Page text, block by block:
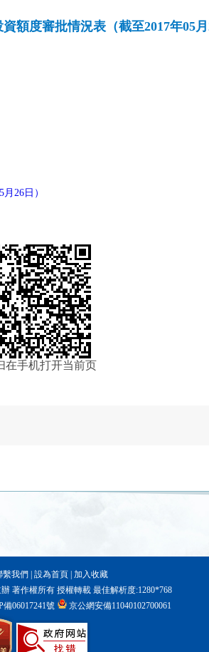
額度審批情況表（截至2017年05月
26日）
在手机打开当前页
繫我們 設為首頁 加入收藏
著作權所有 授權轉載 最佳解析度:1280*768
06017241號 京公網安備11040102700061